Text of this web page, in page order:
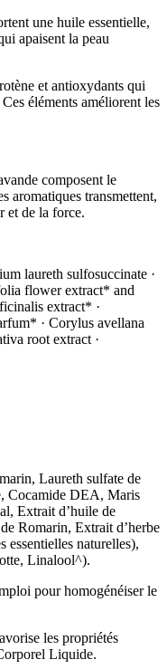
une huile essentielle,
apaisent la peau
et antioxydants qui
éléments améliorent les
composent le
aromatiques transmettent,
et de la force.
laureth sulfosuccinate ·
flower extract* and
extract* ·
· Corylus avellana
root extract ·
Laureth sulfate de
Cocamide DEA, Maris
Extrait d’huile de
Romarin, Extrait d’herbe
naturelles),
Linalool^).
pour homogénéiser le
les propriétés
Liquide.